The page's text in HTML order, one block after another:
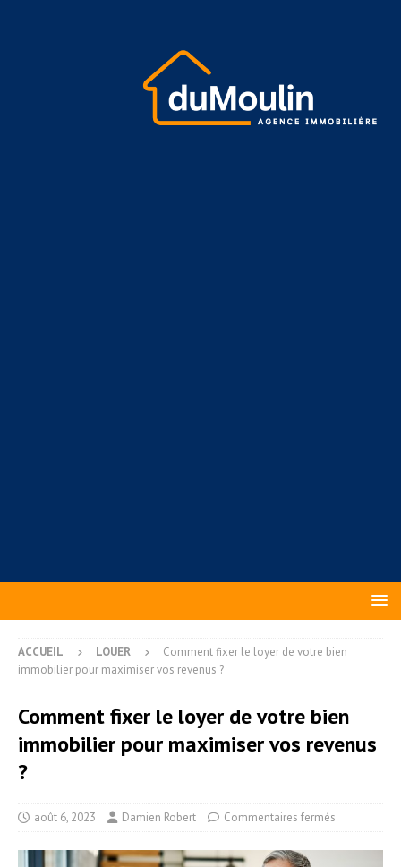
ACCUEIL LOUER
Comment fixer le loyer de votre bien
immobilier pour maximiser vos revenus ?
Comment fixer le loyer de votre bien
immobilier pour maximiser vos revenus
?
août 6, 2023 Damien Robert Commentaires fermés